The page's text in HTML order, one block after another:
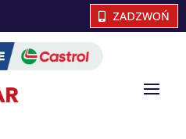
ZADZWOŃ